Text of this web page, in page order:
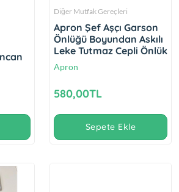
Diğer Mutfak Gereçleri
Apron Şef Aşçı Garson
Önlüğü Boyundan Askılı
Leke Tutmaz Cepli Önlük
Apron
580,00TL
Sepete Ekle